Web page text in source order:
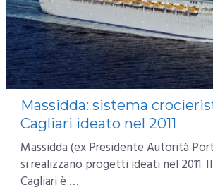
Massidda: sistema
Cagliari ideato nel 2011
Massidda (ex Presidente Autorità
si realizzano progetti ideati nel 2011.
Cagliari è …